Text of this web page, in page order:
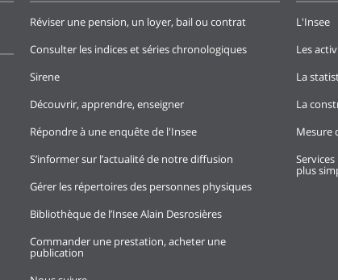
Réviser une pension, un loyer, bail ou contrat
Consulter les indices et séries chronologiques
Sirene
Découvrir, apprendre, enseigner
Répondre à une enquête de l'Insee
S’informer sur l’actualité de notre diffusion
Gérer les répertoires des personnes physiques
Bibliothèque de l’Insee Alain Desrosières
Commander une prestation, acheter une
publication
L'Insee
Les
La
La
Mesure
plus